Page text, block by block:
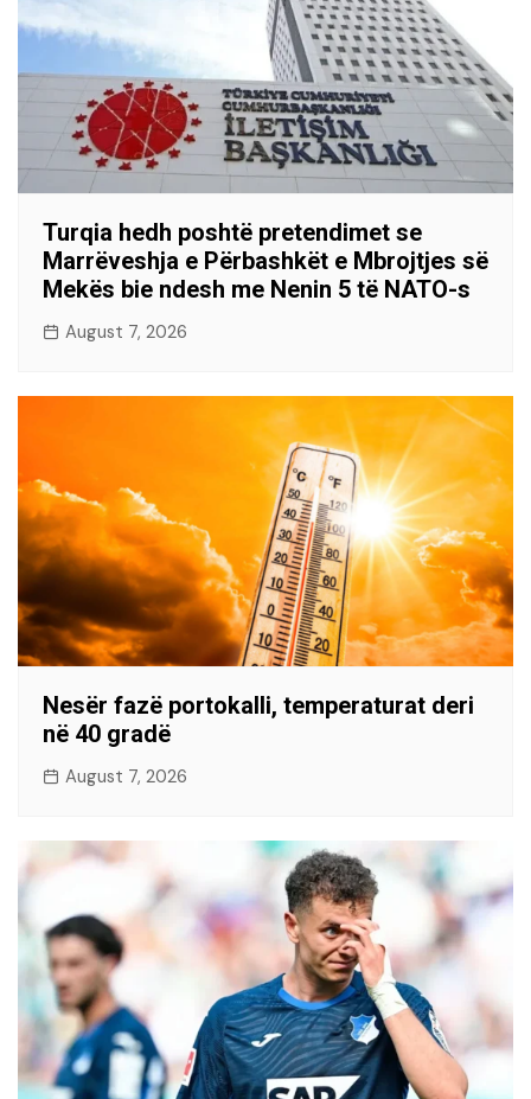
Turqia hedh poshtë pretendimet se
Marrëveshja e Përbashkët e Mbrojtjes së
Mekës bie ndesh me Nenin 5 të NATO-s
August 7, 2026
Nesër fazë portokalli, temperaturat deri
në 40 gradë
August 7, 2026